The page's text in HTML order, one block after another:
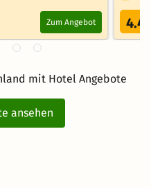
Zum Angebot 4.4
mit Hotel Angebote
ansehen